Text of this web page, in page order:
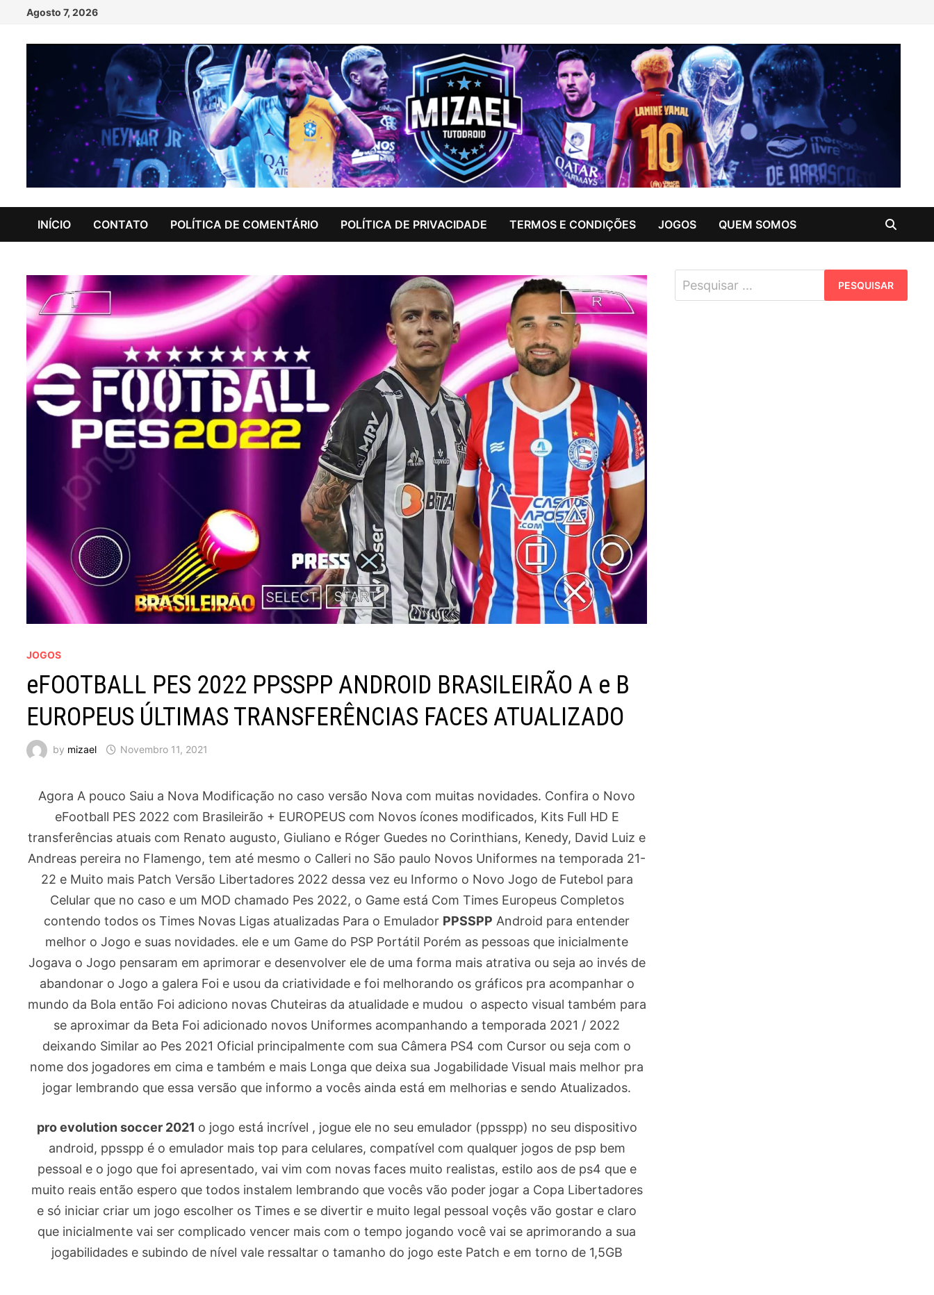
content
Agosto 7, 2026
INÍCIO CONTATO POLÍTICA DE COMENTÁRIO POLÍTICA DE PRIVACIDADE TERMOS E CONDIÇÕES JOGOS QUEM SOMOS
JOGOS
eFOOTBALL PES 2022 PPSSPP ANDROID BRASILEIRÃO A e B
EUROPEUS ÚLTIMAS TRANSFERÊNCIAS FACES ATUALIZADO
by mizael Novembro 11, 2021
Agora A pouco Saiu a Nova Modificação no caso versão Nova com muitas novidades. Confira o Novo
eFootball PES 2022 com Brasileirão + EUROPEUS com Novos ícones modificados, Kits Full HD E
transferências atuais com Renato augusto, Giuliano e Róger Guedes no Corinthians, Kenedy, David Luiz e
Andreas pereira no Flamengo, tem até mesmo o Calleri no São paulo Novos Uniformes na temporada 21-
22 e Muito mais Patch Versão Libertadores 2022 dessa vez eu Informo o Novo Jogo de Futebol para
Celular que no caso e um MOD chamado Pes 2022, o Game está Com Times Europeus Completos
contendo todos os Times Novas Ligas atualizadas Para o Emulador PPSSPP Android para entender
melhor o Jogo e suas novidades. ele e um Game do PSP Portátil Porém as pessoas que inicialmente
Jogava o Jogo pensaram em aprimorar e desenvolver ele de uma forma mais atrativa ou seja ao invés de
abandonar o Jogo a galera Foi e usou da criatividade e foi melhorando os gráficos pra acompanhar o
mundo da Bola então Foi adiciono novas Chuteiras da atualidade e mudou o aspecto visual também para
se aproximar da Beta Foi adicionado novos Uniformes acompanhando a temporada 2021 / 2022
deixando Similar ao Pes 2021 Oficial principalmente com sua Câmera PS4 com Cursor ou seja com o
nome dos jogadores em cima e também e mais Longa que deixa sua Jogabilidade Visual mais melhor pra
jogar lembrando que essa versão que informo a vocês ainda está em melhorias e sendo Atualizados.
pro evolution soccer 2021 o jogo está incrível , jogue ele no seu emulador (ppsspp) no seu dispositivo
android, ppsspp é o emulador mais top para celulares, compatível com qualquer jogos de psp bem
pessoal e o jogo que foi apresentado, vai vim com novas faces muito realistas, estilo aos de ps4 que e
muito reais então espero que todos instalem lembrando que vocês vão poder jogar a Copa Libertadores
e só iniciar criar um jogo escolher os Times e se divertir e muito legal pessoal voçês vão gostar e claro
que inicialmente vai ser complicado vencer mais com o tempo jogando você vai se aprimorando a sua
jogabilidades e subindo de nível vale ressaltar o tamanho do jogo este Patch e em torno de 1,5GB
Pesquisar
por: